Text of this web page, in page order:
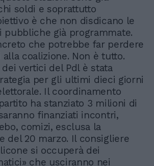
soldi e soprattutto
è che non disdicano le
pubbliche già programmate.
che potrebbe far perdere
coalizione. Non è tutto.
vertici del Pdl è stata
per gli ultimi dieci giorni
Il coordinamento
ha stanziato 3 milioni di
finanziati incontri,
comizi, esclusa la
del 20 marzo. Il consigliere
si occuperà dei
che usciranno nei